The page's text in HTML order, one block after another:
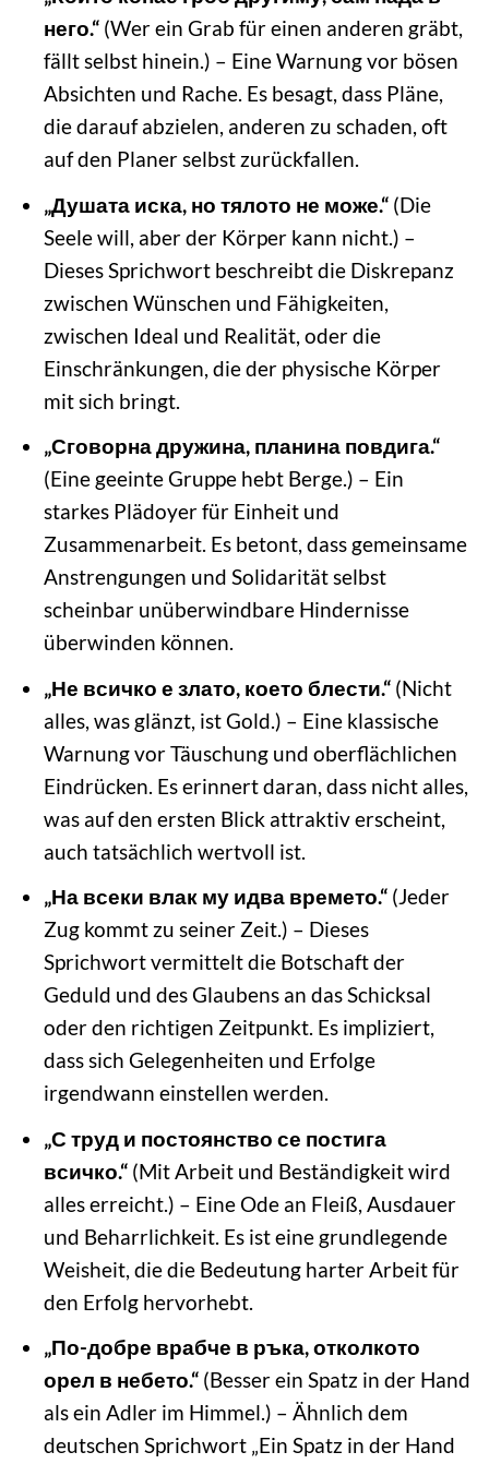
него.“(Wer ein Grab für einen anderen gräbt,
fällt selbst hinein.) – Eine Warnung vor bösen
Absichten und Rache. Es besagt, dass Pläne,
die darauf abzielen, anderen zu schaden, oft
auf den Planer selbst zurückfallen.
„Душата иска, но тялото не може.“(Die
Seele will, aber der Körper kann nicht.) –
Dieses Sprichwort beschreibt die Diskrepanz
zwischen Wünschen und Fähigkeiten,
zwischen Ideal und Realität, oder die
Einschränkungen, die der physische Körper
mit sich bringt.
„Сговорна дружина, планина повдига.“
(Eine geeinte Gruppe hebt Berge.) – Ein
starkes Plädoyer für Einheit und
Zusammenarbeit. Es betont, dass gemeinsame
Anstrengungen und Solidarität selbst
scheinbar unüberwindbare Hindernisse
überwinden können.
„Не всичко е злато, което блести.“(Nicht
alles, was glänzt, ist Gold.) – Eine klassische
Warnung vor Täuschung und oberflächlichen
Eindrücken. Es erinnert daran, dass nicht alles,
was auf den ersten Blick attraktiv erscheint,
auch tatsächlich wertvoll ist.
„На всеки влак му идва времето.“(Jeder
Zug kommt zu seiner Zeit.) – Dieses
Sprichwort vermittelt die Botschaft der
Geduld und des Glaubens an das Schicksal
oder den richtigen Zeitpunkt. Es impliziert,
dass sich Gelegenheiten und Erfolge
irgendwann einstellen werden.
„С труд и постоянство се постига
всичко.“(Mit Arbeit und Beständigkeit wird
alles erreicht.) – Eine Ode an Fleiß, Ausdauer
und Beharrlichkeit. Es ist eine grundlegende
Weisheit, die die Bedeutung harter Arbeit für
den Erfolg hervorhebt.
„По-добре врабче в ръка, отколкото
орел в небето.“(Besser ein Spatz in der Hand
als ein Adler im Himmel.) – Ähnlich dem
deutschen Sprichwort „Ein Spatz in der Hand